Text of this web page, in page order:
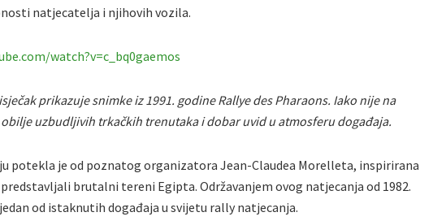
natjecatelja i njihovih vozila.
watch?v=c_bq0gaemos
prikazuje snimke iz 1991. godine Rallye des Pharaons. Iako nije na
uzbudljivih trkačkih trenutaka i dobar uvid u atmosferu događaja.
potekla je od poznatog organizatora Jean-Claudea Morelleta, inspirirana
brutalni tereni Egipta. Održavanjem ovog natjecanja od 1982.
od istaknutih događaja u svijetu rally natjecanja.